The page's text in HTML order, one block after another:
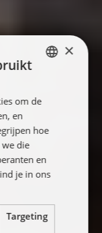
FRANÇAIS
NEDERLANDS
×
om de
en
hoe
die
en
je in ons
Targeting